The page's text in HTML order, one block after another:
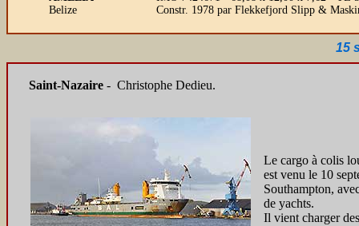
Belize
Constr. 1978 par Flekkefjord Slipp &
15
Saint-Nazaire - Christophe Dedieu.
Le cargo à colis
est venu le 10
Southampton,
de yachts.
Il vient charger